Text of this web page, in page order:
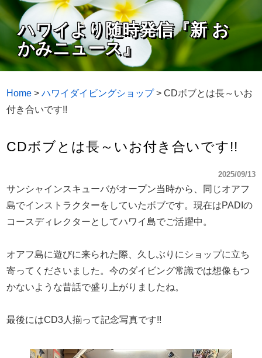
ハワイより随時発信『新 お
かみニュース』
Home >ハワイダイビングショップ>CDボブとは長～いお
付き合いです!!
CDボブとは長～いお付き合いです!!
2025/09/13
サンシャインスキューバがオープン当時から、同じオアフ
島でインストラクターをしていたボブです。現在はPADIの
コースディレクターとしてハワイ島でご活躍中。
オアフ島に遊びに来られた際、久しぶりにショップに立ち
寄ってくださいました。今のダイビング常識では想像もつ
かないような昔話で盛り上がりましたね。
最後にはCD3人揃って記念写真です!!